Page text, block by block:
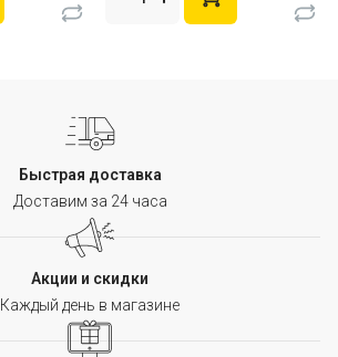
Быстрая доставка
Доставим за 24 часа
Акции и скидки
Каждый день в магазине